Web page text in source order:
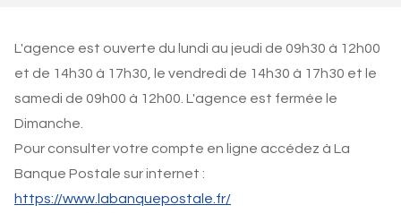
L'agence est ouverte du lundi au jeudi de 09h30 à 12h00
et de 14h30 à 17h30, le vendredi de 14h30 à 17h30 et le
samedi de 09h00 à 12h00. L'agence est fermée le
Dimanche.
Pour consulter votre compte en ligne accédez à La
Banque Postale sur internet :
https://www.labanquepostale.fr/